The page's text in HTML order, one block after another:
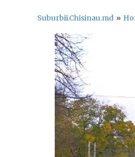
Suburbii.Chisinau.md »